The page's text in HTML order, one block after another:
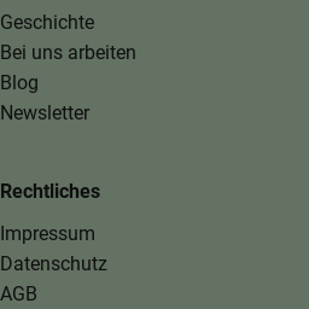
Geschichte
Bei uns arbeiten
Blog
Newsletter
Rechtliches
Impressum
Datenschutz
AGB